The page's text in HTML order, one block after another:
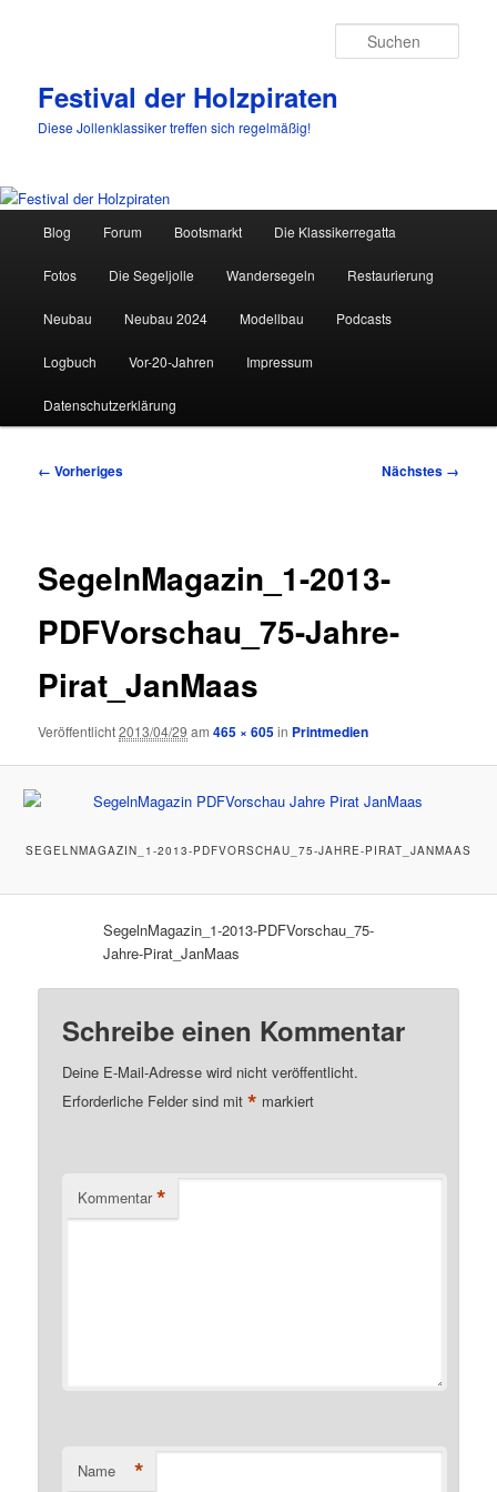
Festival der Holzpiraten
Diese Jollenklassiker treffen sich regelmäßig!
Zum
primären
Inhalt
springen
Blog Forum Bootsmarkt Die Klassikerregatta
Fotos Die Segeljolle Wandersegeln Restaurierung
Neubau Neubau 2024 Modellbau Podcasts
Logbuch Vor-20-Jahren Impressum
Datenschutzerklärung
Bilder-
← Vorheriges Nächstes →
SegelnMagazin_1-2013-
PDFVorschau_75-Jahre-
Pirat_JanMaas
Veröffentlicht2013/04/29 am465 × 605in Printmedien
SEGELNMAGAZIN_1-2013-PDFVORSCHAU_75-JAHRE-PIRAT_JANMAAS
SegelnMagazin_1-2013-PDFVorschau_75-
Jahre-Pirat_JanMaas
Schreibe einen Kommentar
Deine E-Mail-Adresse wird nicht veröffentlicht.
Erforderliche Felder sind mit* markiert
Kommentar *
Name *